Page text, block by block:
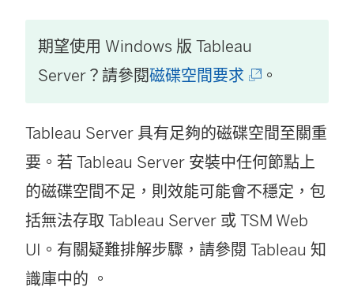
窗
開
啟
期望使用 Windows 版 Tableau
Server ？請參閱磁碟空間要求 (
結
在
新
視
窗
。
Tableau Server 具有足夠的磁碟空間至關重
要。若 Tableau Server 安裝中任何節點上
的磁碟空間不足，則效能可能會不穩定，包
括無法存取 Tableau Server 或 TSM Web
UI。有關疑難排解步驟，請參閱 Tableau 知
識庫中的 。